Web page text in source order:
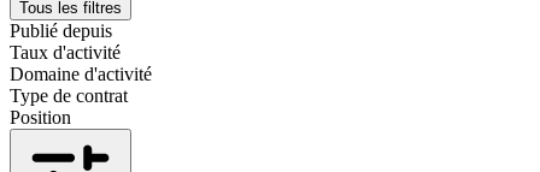
Tous les filtres
Publié depuis
Taux d'activité
Domaine d'activité
Type de contrat
Position